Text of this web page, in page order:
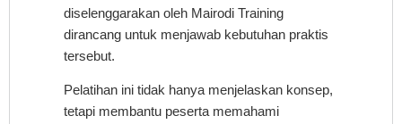
diselenggarakan oleh Mairodi Training
dirancang untuk menjawab kebutuhan praktis
tersebut.
Pelatihan ini tidak hanya menjelaskan konsep,
tetapi membantu peserta memahami